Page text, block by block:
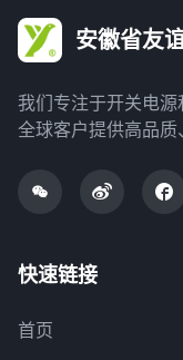
安徽省友
我们专注于开关电
全球客户提供高品质
快速链接
首页